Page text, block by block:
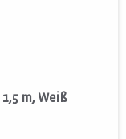
m, Weiß